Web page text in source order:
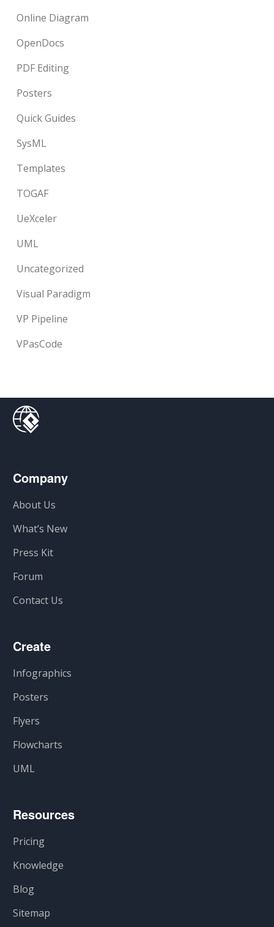
Online Diagram
OpenDocs
PDF Editing
Posters
Quick Guides
SysML
Templates
TOGAF
UeXceler
UML
Uncategorized
Visual Paradigm
VP Pipeline
VPasCode
Company
About Us
What’s New
Press Kit
Forum
Contact Us
Create
Infographics
Posters
Flyers
Flowcharts
UML
Resources
Pricing
Knowledge
Blog
Sitemap